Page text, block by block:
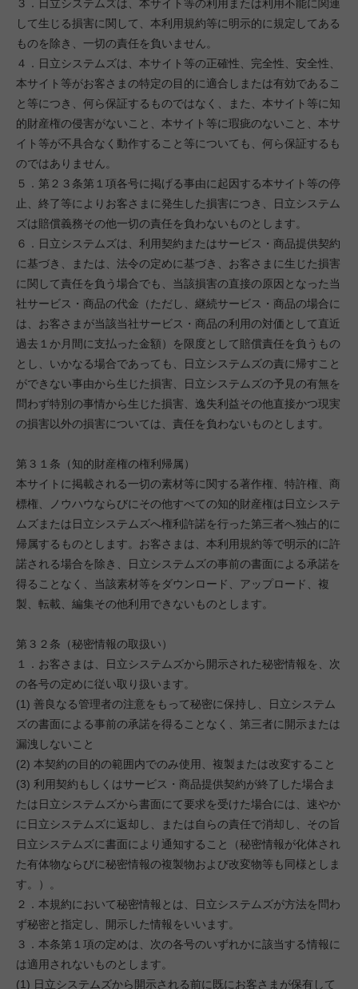
３．日立システムズは、本サイト等の利用または利用不能に関連
して生じる損害に関して、本利用規約等に明示的に規定してある
ものを除き、一切の責任を負いません。
４．日立システムズは、本サイト等の正確性、完全性、安全性、
本サイト等がお客さまの特定の目的に適合しまたは有効であるこ
と等につき、何ら保証するものではなく、また、本サイト等に知
的財産権の侵害がないこと、本サイト等に瑕疵のないこと、本サ
イト等が不具合なく動作すること等についても、何ら保証するも
のではありません。
５．第２３条第１項各号に掲げる事由に起因する本サイト等の停
止、終了等によりお客さまに発生した損害につき、日立システム
ズは賠償義務その他一切の責任を負わないものとします。
６．日立システムズは、利用契約またはサービス・商品提供契約
に基づき、または、法令の定めに基づき、お客さまに生じた損害
に関して責任を負う場合でも、当該損害の直接の原因となった当
社サービス・商品の代金（ただし、継続サービス・商品の場合に
は、お客さまが当該当社サービス・商品の利用の対価として直近
過去１か月間に支払った金額）を限度として賠償責任を負うもの
とし、いかなる場合であっても、日立システムズの責に帰すこと
ができない事由から生じた損害、日立システムズの予見の有無を
問わず特別の事情から生じた損害、逸失利益その他直接かつ現実
の損害以外の損害については、責任を負わないものとします。
第３１条（知的財産権の権利帰属）
本サイトに掲載される一切の素材等に関する著作権、特許権、商
標権、ノウハウならびにその他すべての知的財産権は日立システ
ムズまたは日立システムズへ権利許諾を行った第三者へ独占的に
帰属するものとします。お客さまは、本利用規約等で明示的に許
諾される場合を除き、日立システムズの事前の書面による承諾を
得ることなく、当該素材等をダウンロード、アップロード、複
製、転載、編集その他利用できないものとします。
第３２条（秘密情報の取扱い）
１．お客さまは、日立システムズから開示された秘密情報を、次
の各号の定めに従い取り扱います。
(1) 善良なる管理者の注意をもって秘密に保持し、日立システム
ズの書面による事前の承諾を得ることなく、第三者に開示または
漏洩しないこと
(2) 本契約の目的の範囲内でのみ使用、複製または改変すること
(3) 利用契約もしくはサービス・商品提供契約が終了した場合ま
たは日立システムズから書面にて要求を受けた場合には、速やか
に日立システムズに返却し、または自らの責任で消却し、その旨
日立システムズに書面により通知すること（秘密情報が化体され
た有体物ならびに秘密情報の複製物および改変物等も同様としま
す。）。
２．本規約において秘密情報とは、日立システムズが方法を問わ
ず秘密と指定し、開示した情報をいいます。
３．本条第１項の定めは、次の各号のいずれかに該当する情報に
は適用されないものとします。
(1) 日立システムズから開示される前に既にお客さまが保有して